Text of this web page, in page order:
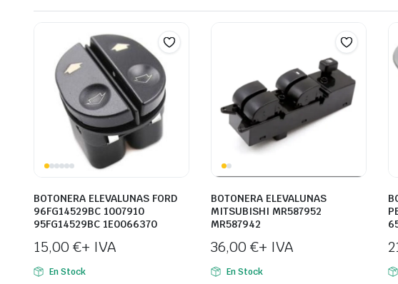
BOTONERA ELEVALUNAS FORD
96FG14529BC 1007910
95FG14529BC 1E0066370
15,00 €+ IVA
En Stock
BOTONERA ELEVALUNAS
MITSUBISHI MR587952
MR587942
36,00 €+ IVA
En Stock